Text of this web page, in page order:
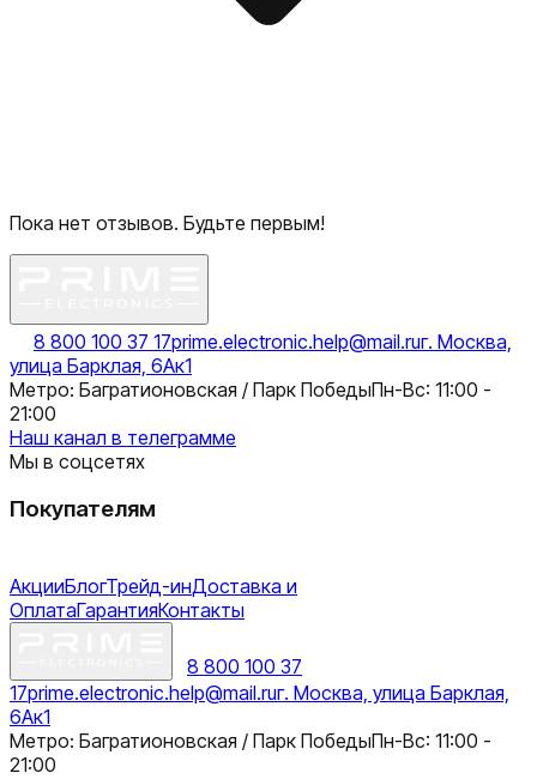
Пока нет отзывов. Будьте первым!
8 800 100 37 17prime.electronic.help@mail.ruг. Москва,
улица Барклая, 6Ак1
Метро: Багратионовская / Парк ПобедыПн-Вс: 11:00 -
21:00
Наш канал в телеграмме
Мы в соцсетях
Покупателям
АкцииБлогТрейд-инДоставка и
ОплатаГарантияКонтакты
8 800 100 37
17prime.electronic.help@mail.ruг. Москва, улица Барклая,
6Ак1
Метро: Багратионовская / Парк ПобедыПн-Вс: 11:00 -
21:00